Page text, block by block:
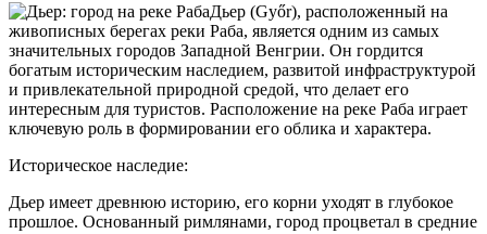
Дьер (Győr), расположенный на
живописных берегах реки Раба, является одним из самых
значительных городов Западной Венгрии. Он гордится
богатым историческим наследием, развитой инфраструктурой
и привлекательной природной средой, что делает его
интересным для туристов. Расположение на реке Раба играет
ключевую роль в формировании его облика и характера.
Историческое наследие:
Дьер имеет древнюю историю, его корни уходят в глубокое
прошлое. Основанный римлянами, город процветал в средние